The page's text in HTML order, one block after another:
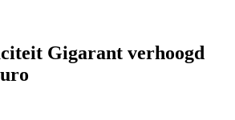
Gigarant verhoogd